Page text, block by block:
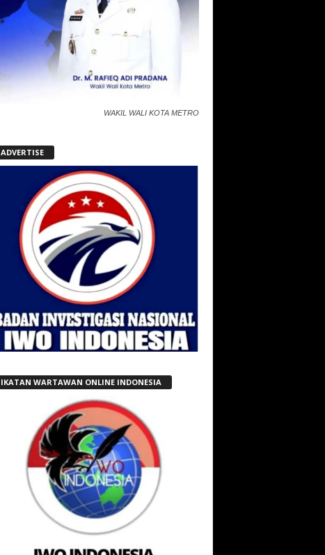
WAKIL WALI KOTA METRO
ADVERTISE
IKATAN WARTAWAN ONLINE INDONESIA